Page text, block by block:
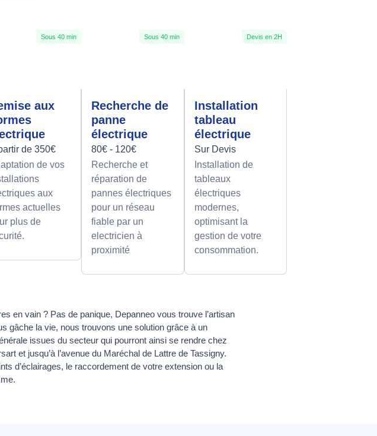
Sous 40 min
aux
de 350€
de vos
aux
actuelles
plus de
Sous 40 min
Recherche de
panne
électrique
80€ - 120€
Recherche et
réparation de
pannes électriques
pour un réseau
fiable par un
electricien à
proximité
Devis en 2H
Installation
tableau
électrique
Sur Devis
Installation de
tableaux
électriques
modernes,
optimisant la
gestion de votre
consommation.
en vain ? Pas de panique, Depanneo vous trouve l’artisan
gâche la vie, nous trouvons une solution grâce à un
issues du secteur qui pourront ainsi se rendre chez
et jusqu’à l’avenue du Maréchal de Lattre de Tassigny.
d’éclairages, le raccordement de votre extension ou la